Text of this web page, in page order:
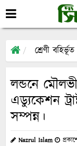
শ্রেণী
লন্ডনে
এড্যুকেশন
সম্পন্ন।
Nazrul Islam